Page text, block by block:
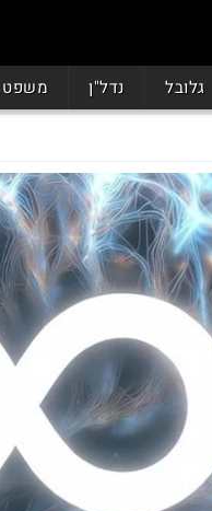
גלובל נדל"ן משפט